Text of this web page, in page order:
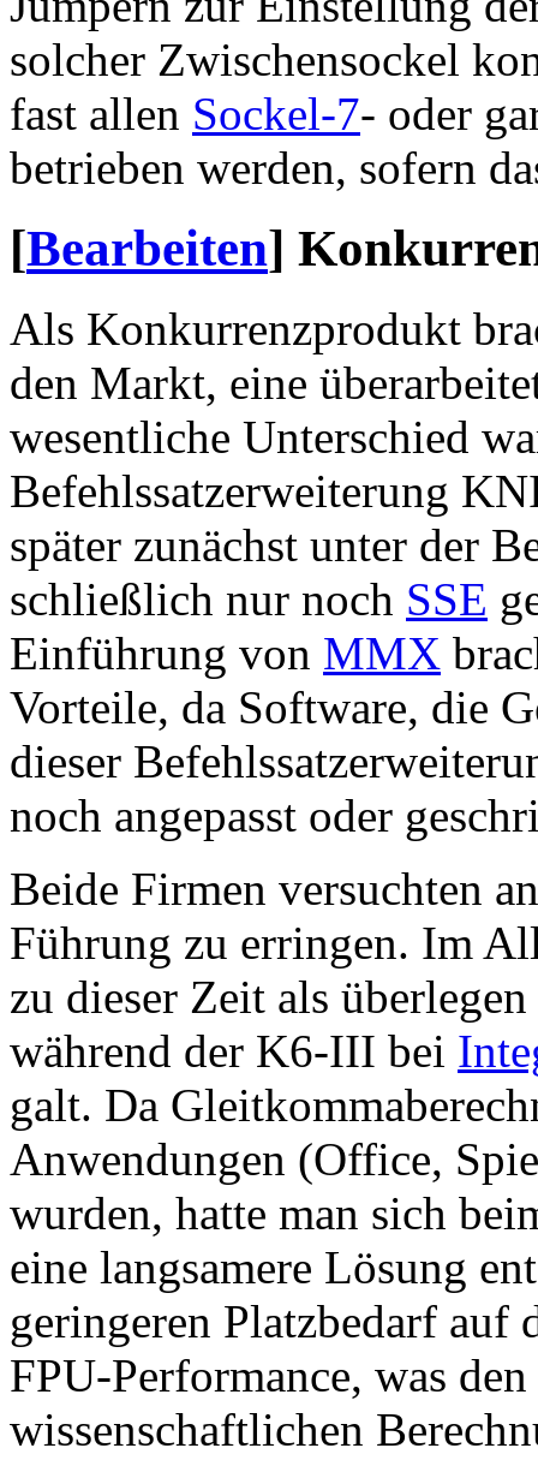
solcher Zwischensockel
fast allen Sockel-7- oder
betrieben werden, sofern
[Bearbeiten]
Als Konkurrenzprodukt
den Markt, eine
wesentliche Unterschied
Befehlssatzerweiterung
später zunächst unter der
schließlich nur noch SSE
Einführung von MMX
Vorteile, da Software, die
dieser
noch angepasst oder
Beide Firmen versuchten
Führung zu erringen. Im
zu dieser Zeit als
während der K6-III bei
galt. Da
Anwendungen (Office,
wurden, hatte man sich
eine langsamere Lösung
geringeren Platzbedarf auf
FPU-Performance, was den
wissenschaftlichen